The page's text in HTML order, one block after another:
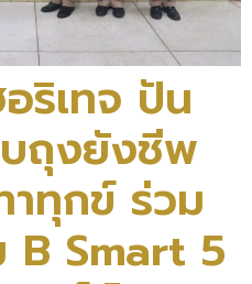
ริเทจ ปัน
บถุงยังชีพ
าทุกข์ ร่วม
B Smart 5